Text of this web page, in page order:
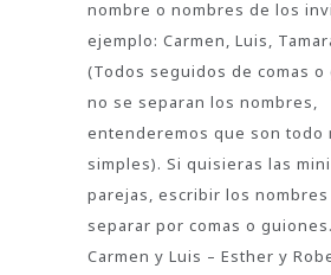
nombre o nombres de los
ejemplo: Carmen, Luis,
(Todos seguidos de comas o
no se separan los nombres,
entenderemos que son todo
simples). Si quisieras las
parejas, escribir los
separar por comas o
Carmen y Luis – Esther y